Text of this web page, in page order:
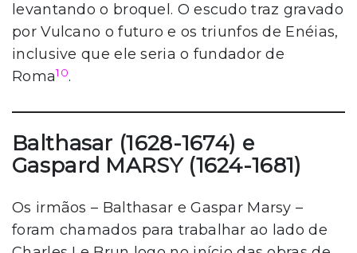
levantando o broquel. O escudo traz gravado
por Vulcano o futuro e os triunfos de Enéias,
inclusive que ele seria o fundador de
Roma10.
Balthasar (1628-1674) e
Gaspard MARSY (1624-1681)
Os irmãos – Balthasar e Gaspar Marsy –
foram chamados para trabalhar ao lado de